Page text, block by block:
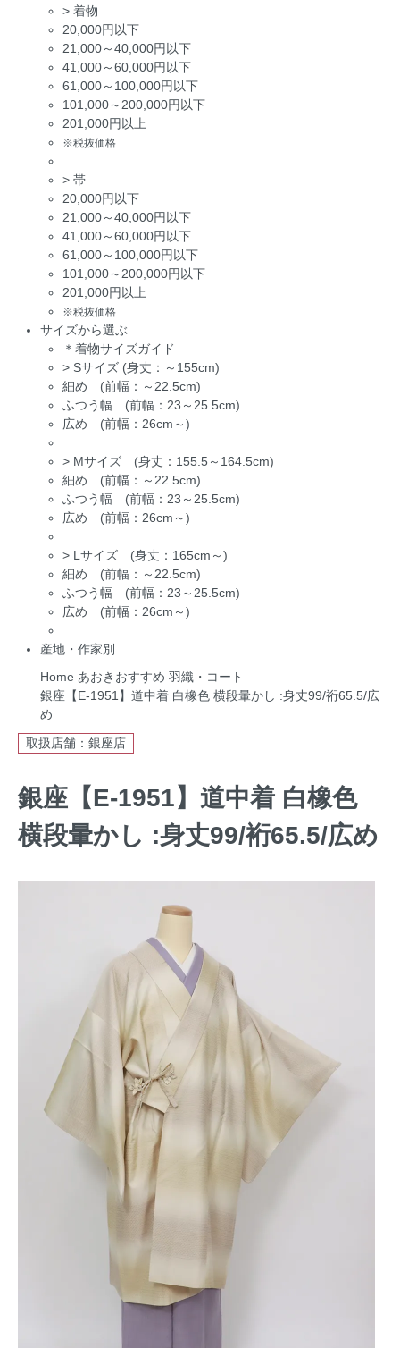
> 着物
20,000円以下
21,000～40,000円以下
41,000～60,000円以下
61,000～100,000円以下
101,000～200,000円以下
201,000円以上
※税抜価格
> 帯
20,000円以下
21,000～40,000円以下
41,000～60,000円以下
61,000～100,000円以下
101,000～200,000円以下
201,000円以上
※税抜価格
サイズから選ぶ
＊着物サイズガイド
> Sサイズ (身丈：～155cm)
細め (前幅：～22.5cm)
ふつう幅 (前幅：23～25.5cm)
広め (前幅：26cm～)
> Mサイズ (身丈：155.5～164.5cm)
細め (前幅：～22.5cm)
ふつう幅 (前幅：23～25.5cm)
広め (前幅：26cm～)
> Lサイズ (身丈：165cm～)
細め (前幅：～22.5cm)
ふつう幅 (前幅：23～25.5cm)
広め (前幅：26cm～)
産地・作家別
Home あおきおすすめ 羽織・コート
銀座【E-1951】道中着 白橡色 横段暈かし :身丈99/裄65.5/広
め
取扱店舗：銀座店
銀座【E-1951】道中着 白橡色
横段暈かし :身丈99/裄65.5/広め